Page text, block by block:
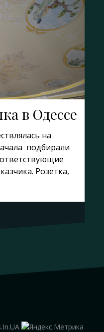
в Одессе
на
подбирали
Розетка,